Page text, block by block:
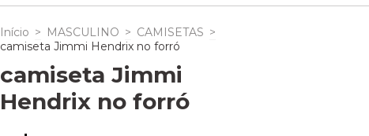
Início > MASCULINO > CAMISETAS >
camiseta Jimmi Hendrix no forró
camiseta Jimmi
Hendrix no forró